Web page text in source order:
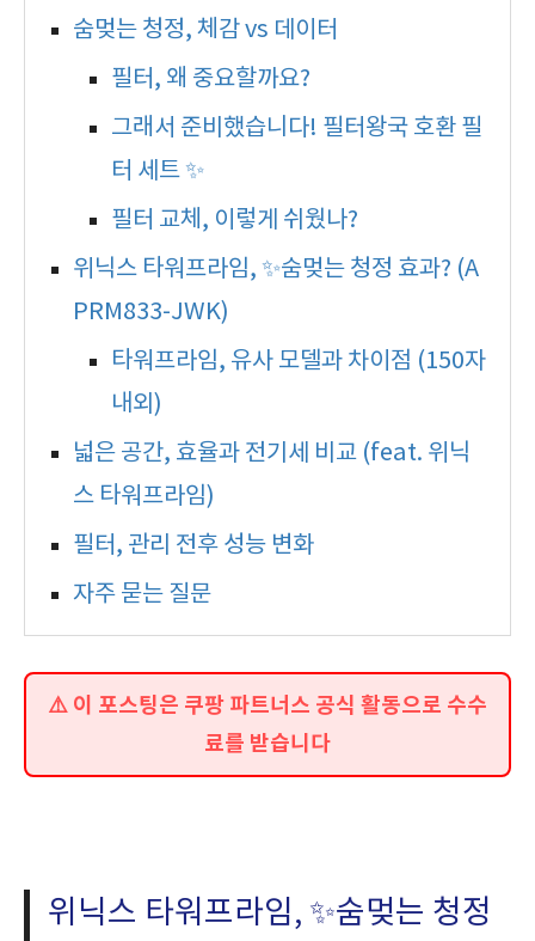
숨멎는 청정, 체감 vs 데이터
필터, 왜 중요할까요?
그래서 준비했습니다! 필터왕국 호환 필
터 세트 ✨
필터 교체, 이렇게 쉬웠나?
위닉스 타워프라임, ✨숨멎는 청정 효과? (A
PRM833-JWK)
타워프라임, 유사 모델과 차이점 (150자
내외)
넓은 공간, 효율과 전기세 비교 (feat. 위닉
스 타워프라임)
필터, 관리 전후 성능 변화
자주 묻는 질문
⚠️ 이 포스팅은 쿠팡 파트너스 공식 활동으로 수수
료를 받습니다
위닉스 타워프라임, ✨숨멎는 청정